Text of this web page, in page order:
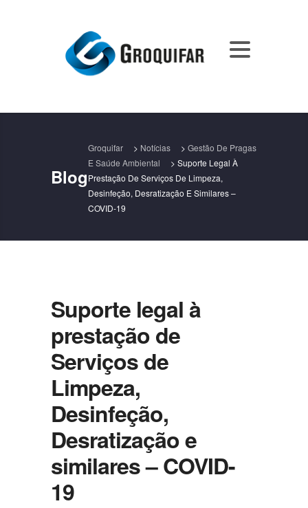
Blog
Groquifar > Notícias > Gestão De Pragas
E Saúde Ambiental
> Suporte Legal À
Prestação De Serviços De Limpeza,
Desinfeção, Desratização E Similares –
COVID-19
Suporte legal à
prestação de
Serviços de
Limpeza,
Desinfeção,
Desratização e
similares – COVID-
19